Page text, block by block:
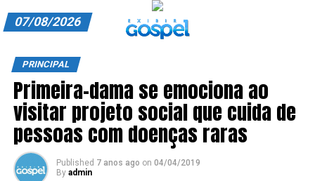
ANUNCIE CONOSCO
ASSINE
CARRINHO
EDITORIAL
07/08/2026
PRINCIPAL
Primeira-dama se emociona ao
visitar projeto social que cuida de
pessoas com doenças raras
Published 7 anos ago on 04/04/2019
By admin